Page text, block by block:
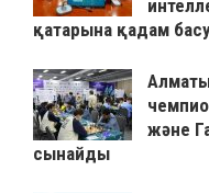
қатарына қадам
және
сынайды